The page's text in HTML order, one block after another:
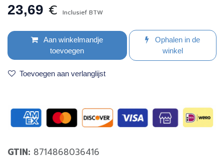
23,69 € Inclusief BTW
Aan winkelmandje
toevoegen
Ophalen in de
winkel
Toevoegen aan verlanglijst
GTIN: 8714868036416